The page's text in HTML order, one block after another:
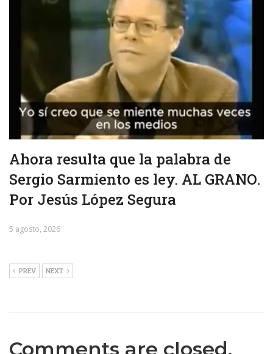
Ahora resulta que la palabra de
Sergio Sarmiento es ley. AL GRANO.
Por Jesús López Segura
5 agosto, 2026
PREV NEXT
Comments are closed.